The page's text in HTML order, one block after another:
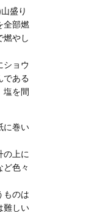
盛り
全部燃
燃やし
ショウ
である
塩を間
に巻い
の上に
ど色々
ものは
難しい